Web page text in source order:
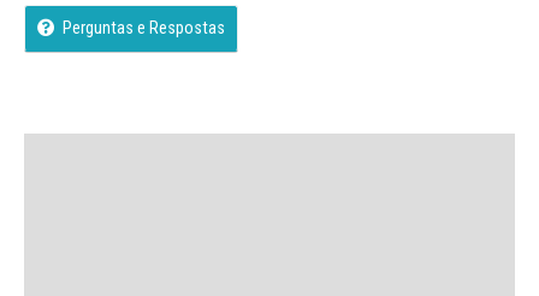
Perguntas e Respostas